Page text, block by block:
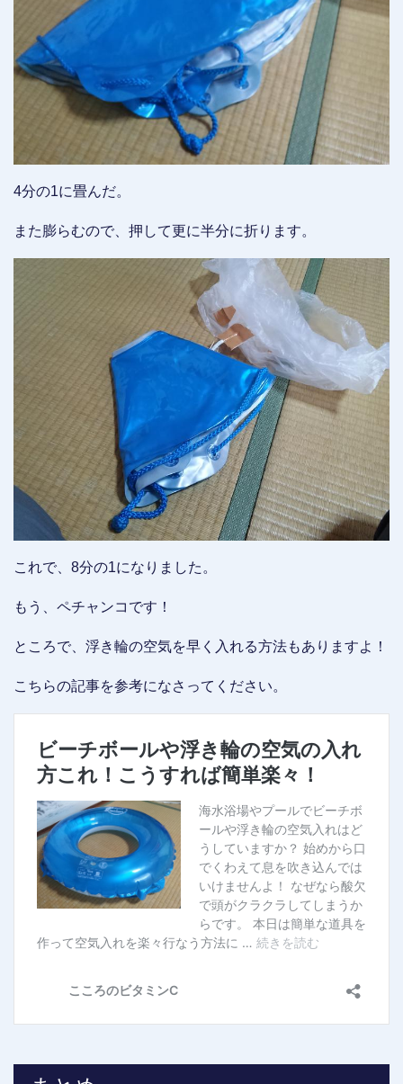
4分の1に畳んだ。
また膨らむので、押して更に半分に折ります。
これで、8分の1になりました。
もう、ペチャンコです！
ところで、浮き輪の空気を早く入れる方法もありますよ！
こちらの記事を参考になさってください。